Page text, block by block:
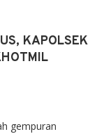
KAPOLSEK
gempuran